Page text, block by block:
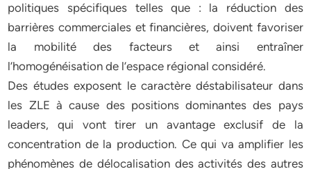
politiques spécifiques telles que : la réduction des
barrières commerciales et financières, doivent favoriser
la mobilité des facteurs et ainsi entraîner
l’homogénéisation de l’espace régional considéré.
Des études exposent le caractère déstabilisateur dans
les ZLE à cause des positions dominantes des pays
leaders, qui vont tirer un avantage exclusif de la
concentration de la production. Ce qui va amplifier les
phénomènes de délocalisation des activités des autres